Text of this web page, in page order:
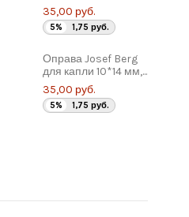
35,00 руб.
5% 1,75 руб.
Оправа Josef Berg
для капли 10*14 мм,...
35,00 руб.
5% 1,75 руб.